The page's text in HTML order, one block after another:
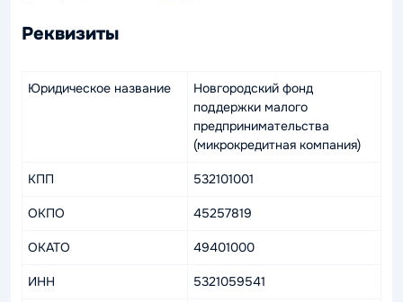
Реквизиты
Юридическое название
Новгородский фонд
поддержки малого
предпринимательства
(микрокредитная компания)
КПП 532101001
ОКПО 45257819
ОКАТО 49401000
ИНН 5321059541